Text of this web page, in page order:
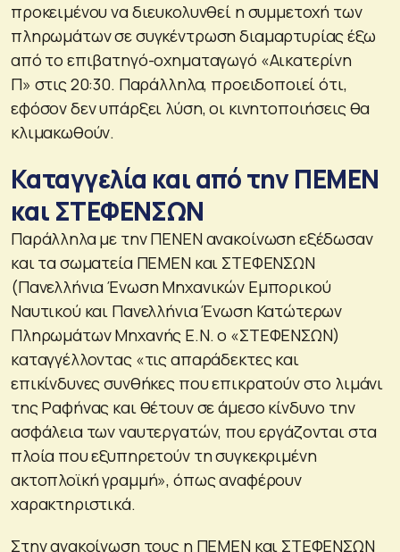
προκειμένου να διευκολυνθεί η συμμετοχή των
πληρωμάτων σε συγκέντρωση διαμαρτυρίας έξω
από το επιβατηγό-οχηματαγωγό «Αικατερίνη
Π» στις 20:30. Παράλληλα, προειδοποιεί ότι,
εφόσον δεν υπάρξει λύση, οι κινητοποιήσεις θα
κλιμακωθούν.
Καταγγελία και από την ΠΕΜΕΝ
και ΣΤΕΦΕΝΣΩΝ
Παράλληλα με την ΠΕΝΕΝ ανακοίνωση εξέδωσαν
και τα σωματεία ΠΕΜΕΝ και ΣΤΕΦΕΝΣΩΝ
(Πανελλήνια Ένωση Μηχανικών Εμπορικού
Ναυτικού και Πανελλήνια Ένωση Κατώτερων
Πληρωμάτων Μηχανής Ε.Ν. ο «ΣΤΕΦΕΝΣΩΝ)
καταγγέλλοντας «τις απαράδεκτες και
επικίνδυνες συνθήκες που επικρατούν στο λιμάνι
της Ραφήνας και θέτουν σε άμεσο κίνδυνο την
ασφάλεια των ναυτεργατών, που εργάζονται στα
πλοία που εξυπηρετούν τη συγκεκριμένη
ακτοπλοϊκή γραμμή», όπως αναφέρουν
χαρακτηριστικά.
Στην ανακοίνωση τους η ΠΕΜΕΝ και ΣΤΕΦΕΝΣΩΝ